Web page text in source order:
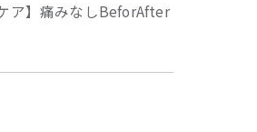
ア】痛みなしBeforAfter